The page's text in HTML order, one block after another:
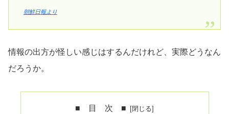
朝鮮日報より
情報の出方が怪しい感じはするんだけれど、実際どうなん
だろうか。
■ 目 次 ■